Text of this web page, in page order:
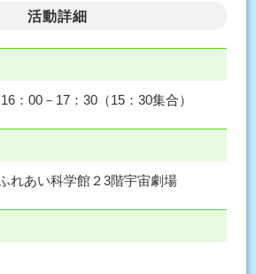
活動詳細
：00－17：30（15：30集合）
れあい科学館２3階宇宙劇場